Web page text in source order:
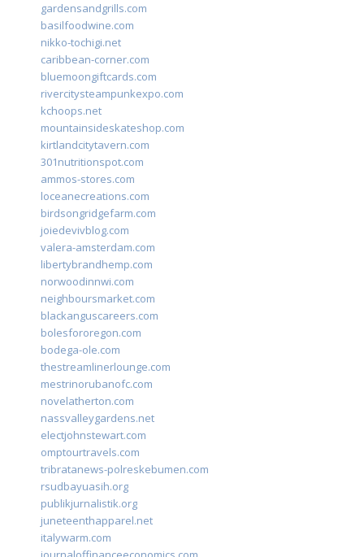
gardensandgrills.com
basilfoodwine.com
nikko-tochigi.net
caribbean-corner.com
bluemoongiftcards.com
rivercitysteampunkexpo.com
kchoops.net
mountainsideskateshop.com
kirtlandcitytavern.com
301nutritionspot.com
ammos-stores.com
loceanecreations.com
birdsongridgefarm.com
joiedevivblog.com
valera-amsterdam.com
libertybrandhemp.com
norwoodinnwi.com
neighboursmarket.com
blackanguscareers.com
bolesfororegon.com
bodega-ole.com
thestreamlinerlounge.com
mestrinorubanofc.com
novelatherton.com
nassvalleygardens.net
electjohnstewart.com
omptourtravels.com
tribratanews-polreskebumen.com
rsudbayuasih.org
publikjurnalistik.org
juneteenthapparel.net
italywarm.com